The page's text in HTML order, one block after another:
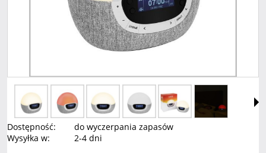
Dostępność:
do wyczerpania zapasów
Wysyłka w:
2-4 dni